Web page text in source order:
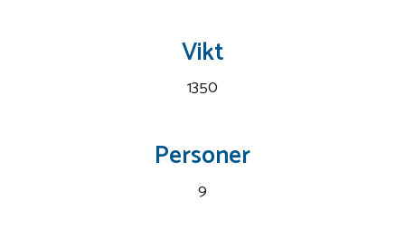
Vikt
1350
Personer
9